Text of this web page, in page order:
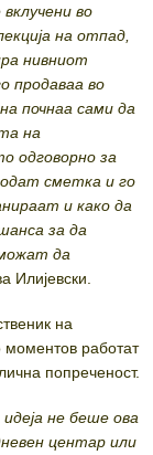
во
на отпад,
нивниот
продаваа во
почнаа сами да
на
одговорно за
сметка и го
и како да
за да
да
Илијевски.
на
моментов работат
попреченост.
не беше ова
центар или